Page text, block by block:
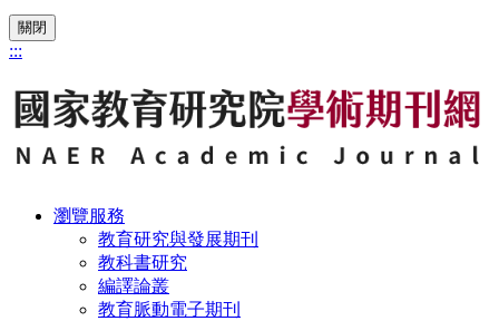
關閉
:::
瀏覽服務
教育研究與發展期刊
教科書研究
編譯論叢
教育脈動電子期刊